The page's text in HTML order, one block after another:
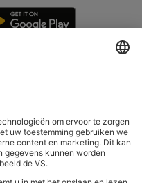
Bedrijfsgegevens